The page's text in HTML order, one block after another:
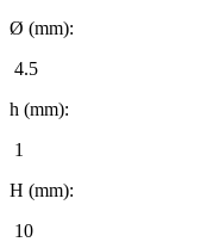
Ø (mm):
4.5
h (mm):
1
H (mm):
10